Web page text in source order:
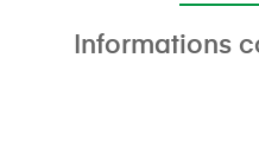
Informations